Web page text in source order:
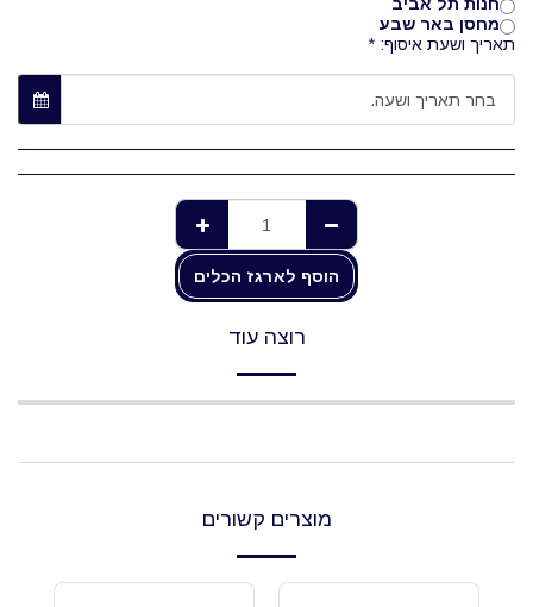
מחסן באר שבע
תאריך ושעת איסוף: *
בחר תאריך ושעה.
הוסף לארגז הכלים
רוצה עוד
מוצרים קשורים